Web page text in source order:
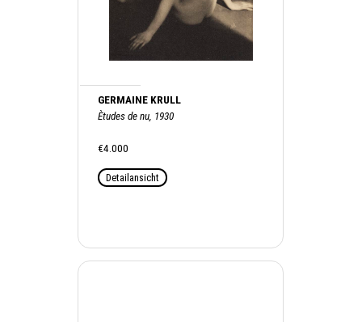
GERMAINE KRULL
Ètudes de nu, 1930
€4.000
Detailansicht